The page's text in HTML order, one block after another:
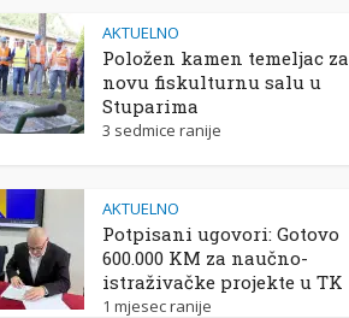
AKTUELNO
Položen kamen temeljac za
novu fiskulturnu salu u
Stuparima
3 sedmice ranije
AKTUELNO
Potpisani ugovori: Gotovo
600.000 KM za naučno-
istraživačke projekte u TK
1 mjesec ranije